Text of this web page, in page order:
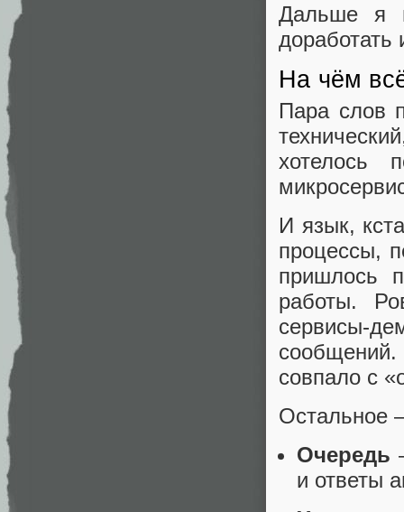
Дальше я
доработать
На чём
Пара слов
хотелось
И язык,
процессы,
пришлось
работы.
сервисы-
совпало с
Остальное
Очередь
и ответы